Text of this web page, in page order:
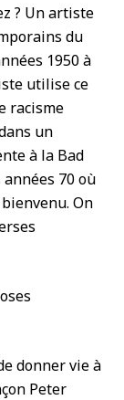
? Un artiste
du
1950 à
utilise ce
racisme
un
à la Bad
70 où
On
donner vie à
Peter